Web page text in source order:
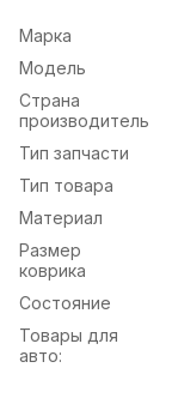
Марка
Модель
Страна
производитель
Тип запчасти
Тип товара
Материал
Размер
коврика
Состояние
Товары для
авто: